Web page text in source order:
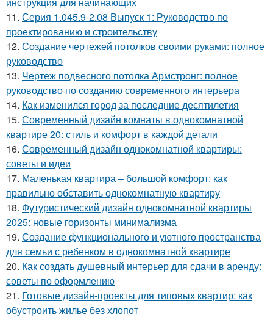
11. Серия 1.045.9-2.08 Выпуск 1: Руководство по
проектированию и строительству
12. Создание чертежей потолков своими руками: полное
руководство
13. Чертеж подвесного потолка Армстронг: полное
руководство по созданию современного интерьера
14. Как изменился город за последние десятилетия
15. Современный дизайн комнаты в однокомнатной
квартире 20: стиль и комфорт в каждой детали
16. Современный дизайн однокомнатной квартиры:
советы и идеи
17. Маленькая квартира – большой комфорт: как
правильно обставить однокомнатную квартиру
18. Футуристический дизайн однокомнатной квартиры
2025: новые горизонты минимализма
19. Создание функционального и уютного пространства
для семьи с ребенком в однокомнатной квартире
20. Как создать душевный интерьер для сдачи в аренду:
советы по оформлению
21. Готовые дизайн-проекты для типовых квартир: как
обустроить жилье без хлопот